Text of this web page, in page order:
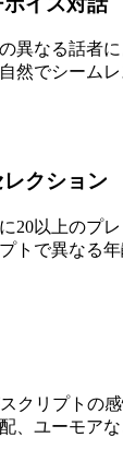
異なる話者
然でシーム
クション
20以上のプ
トで異なる
クリプトの
、ユーモア